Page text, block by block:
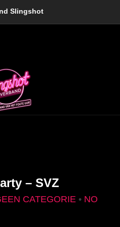
Slingshot
– SVZ
CATEGORIE • NO